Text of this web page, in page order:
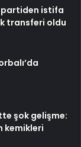
partiden istifa
transferi oldu
şok gelişme:
kemikleri